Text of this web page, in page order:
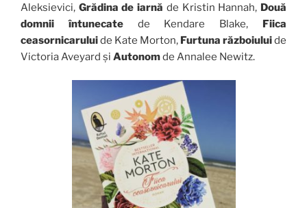
Aleksievici, Grădina de iarnă de Kristin Hannah, Două
domnii întunecatede Kendare Blake, Fiica
ceasornicaruluide Kate Morton, Furtuna războiuluide
Victoria Aveyard și Autonomde Annalee Newitz.